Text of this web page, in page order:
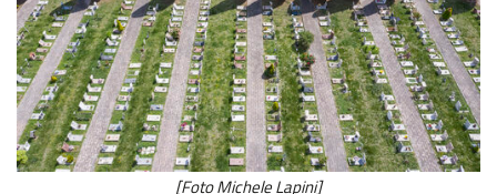
[Foto Michele Lapini]